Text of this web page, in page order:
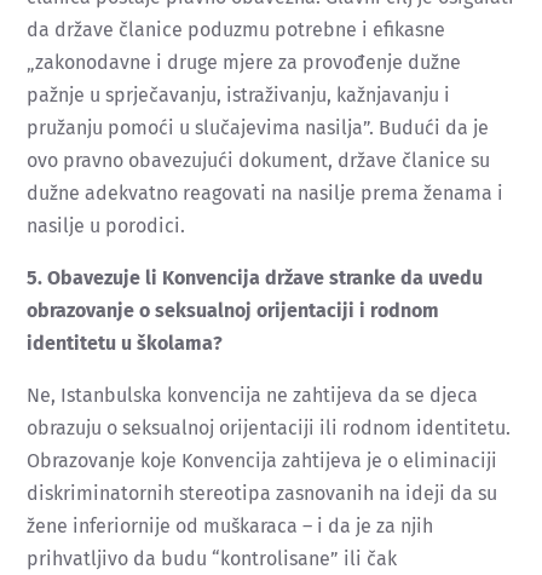
da države članice poduzmu potrebne i efikasne
„zakonodavne i druge mjere za provođenje dužne
pažnje u sprječavanju, istraživanju, kažnjavanju i
pružanju pomoći u slučajevima nasilja”. Budući da je
ovo pravno obavezujući dokument, države članice su
dužne adekvatno reagovati na nasilje prema ženama i
nasilje u porodici.
5. Obavezuje li Konvencija države stranke da uvedu
obrazovanje o seksualnoj orijentaciji i rodnom
identitetu u školama?
Ne, Istanbulska konvencija ne zahtijeva da se djeca
obrazuju o seksualnoj orijentaciji ili rodnom identitetu.
Obrazovanje koje Konvencija zahtijeva je o eliminaciji
diskriminatornih stereotipa zasnovanih na ideji da su
žene inferiornije od muškaraca – i da je za njih
prihvatljivo da budu “kontrolisane” ili čak